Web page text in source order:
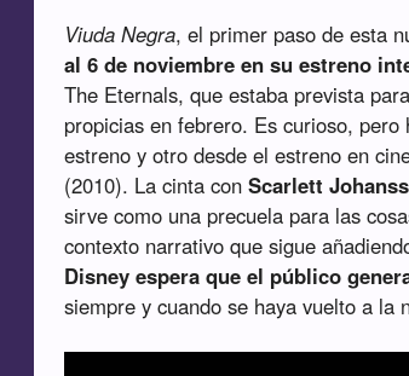
Viuda Negra, el primer paso de esta
al 6 de noviembre en su estreno
The Eternals, que estaba prevista
propicias en febrero. Es curioso,
estreno y otro desde el estreno en
(2010). La cinta conScarlett
sirve como una precuela para las
contexto narrativo que sigue
Disney espera que el público
siempre y cuando se haya vuelto a la